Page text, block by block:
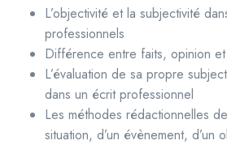
L’objectivité et la subjectivité
professionnels
Différence entre faits, opinion
L’évaluation de sa propre
dans un écrit professionnel
Les méthodes rédactionnelles
situation, d’un évènement, d’un